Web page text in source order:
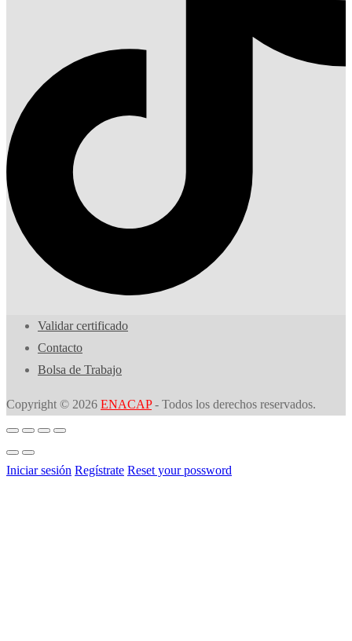
Validar certificado
Contacto
Bolsa de Trabajo
Copyright © 2026 ENACAP- Todos los derechos reservados.
Iniciar sesión Regístrate Reset your possword